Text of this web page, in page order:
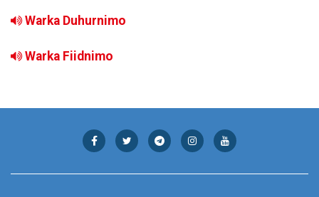
Warka Duhurnimo
Warka Fiidnimo